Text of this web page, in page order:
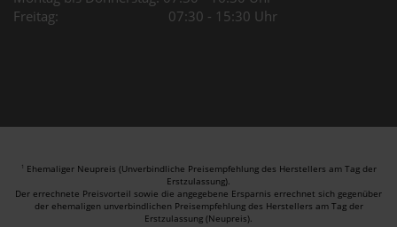
Freitag: 07:30 - 15:30 Uhr
1 Ehemaliger Neupreis (Unverbindliche Preisempfehlung des Herstellers am Tag der
Erstzulassung).
Der errechnete Preisvorteil sowie die angegebene Ersparnis errechnet sich gegenüber
der ehemaligen unverbindlichen Preisempfehlung des Herstellers am Tag der
Erstzulassung (Neupreis).